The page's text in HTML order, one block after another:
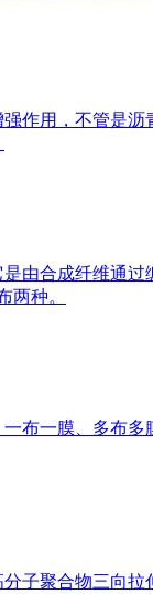
作用，不管是
由合成纤维通
两种。
布一膜、多布
子聚合物三向